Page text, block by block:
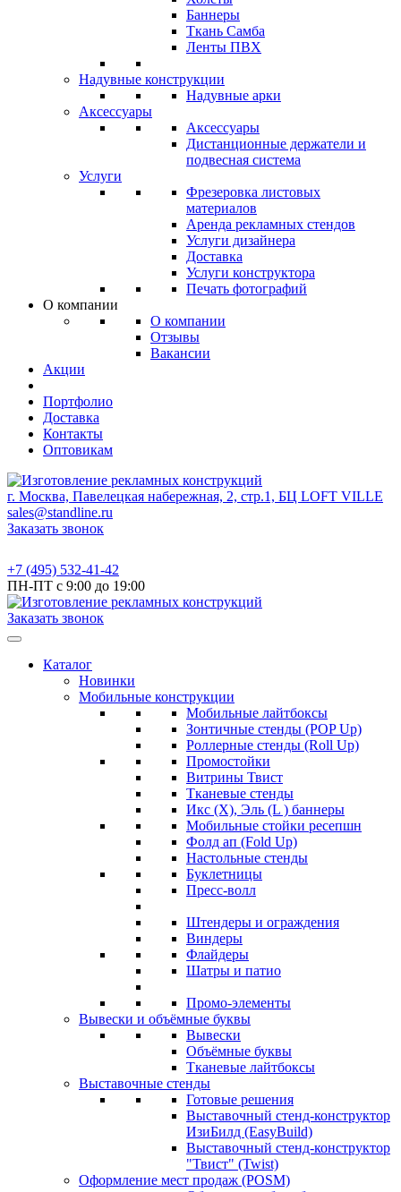
Баннеры
Ткань Самба
Ленты ПВХ
Надувные конструкции
Надувные арки
Аксессуары
Аксессуары
Дистанционные держатели и
подвесная система
Услуги
Фрезеровка листовых
материалов
Аренда рекламных стендов
Услуги дизайнера
Доставка
Услуги конструктора
Печать фотографий
О компании
О компании
Отзывы
Вакансии
Акции
Портфолио
Доставка
Контакты
Оптовикам
г. Москва, Павелецкая набережная, 2, стр.1, БЦ LOFT VILLE
sales@standline.ru
Заказать звонок
+7 (495) 532-41-42
ПН-ПТ с 9:00 до 19:00
Заказать звонок
Каталог
Новинки
Мобильные конструкции
Мобильные лайтбоксы
Зонтичные стенды (POP Up)
Роллерные стенды (Roll Up)
Промостойки
Витрины Твист
Тканевые стенды
Икс (X), Эль (L ) баннеры
Мобильные стойки ресепшн
Фолд ап (Fold Up)
Настольные стенды
Буклетницы
Пресс-волл
Штендеры и ограждения
Виндеры
Флайдеры
Шатры и патио
Промо-элементы
Вывески и объёмные буквы
Вывески
Объёмные буквы
Тканевые лайтбоксы
Выставочные стенды
Готовые решения
Выставочный стенд-конструктор
ИзиБилд (EasyBuild)
Выставочный стенд-конструктор
"Твист" (Twist)
Оформление мест продаж (POSM)